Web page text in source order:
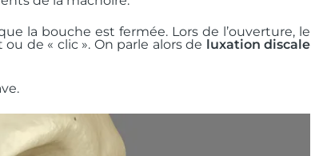
la bouche est fermée. Lors de l’ouverture, le
de « clic ». On parle alors de luxation discale